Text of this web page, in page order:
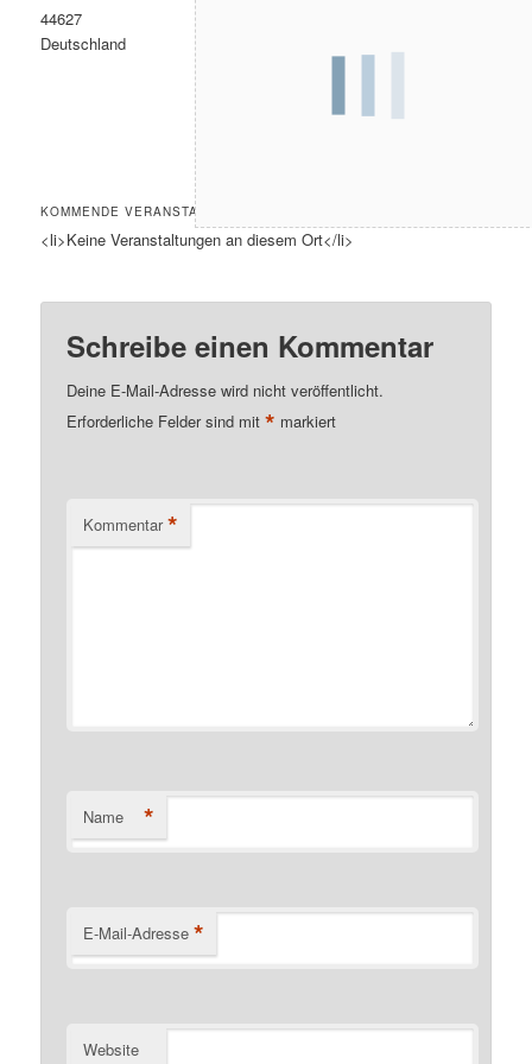
44627
Deutschland
KOMMENDE VERANSTALTUNGEN
<li>Keine Veranstaltungen an diesem Ort</li>
Schreibe einen Kommentar
Deine E-Mail-Adresse wird nicht veröffentlicht.
Erforderliche Felder sind mit* markiert
Kommentar *
Name *
E-Mail-Adresse *
Website